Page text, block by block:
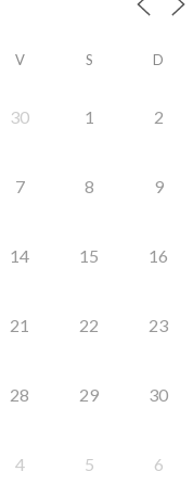
V S D
30 1 2
7 8 9
14 15 16
21 22 23
28 29 30
4 5 6